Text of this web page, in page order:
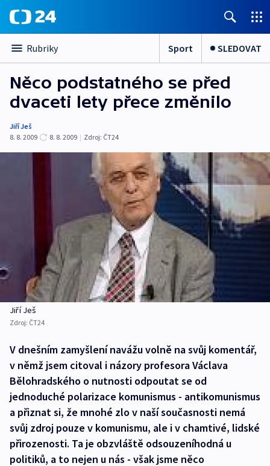
Rubriky Sport SLEDOVAT
Něco podstatného se před
dvaceti lety přece změnilo
Jiří Ješ
8. 8. 2009
8. 8. 2009 | Zdroj: ČT24
Jiří Ješ
Zdroj: ČT24
V dnešním zamyšlení navážu volně na svůj komentář,
v němž jsem citoval i názory profesora Václava
Bělohradského o nutnosti odpoutat se od
jednoduché polarizace komunismus - antikomunismus
a přiznat si, že mnohé zlo v naší současnosti nemá
svůj zdroj pouze v komunismu, ale i v chamtivé, lidské
přirozenosti. Ta je obzvláště odsouzeníhodná u
politiků, a to nejen u nás - však jsme něco